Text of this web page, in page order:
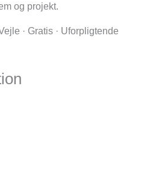
og projekt.
· Gratis · Uforpligtende